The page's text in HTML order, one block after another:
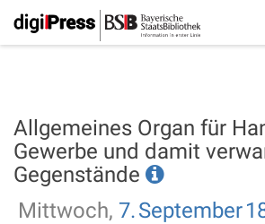
Allgemeines Organ für
Gewerbe und damit
Gegenstände
Mittwoch, 7.September